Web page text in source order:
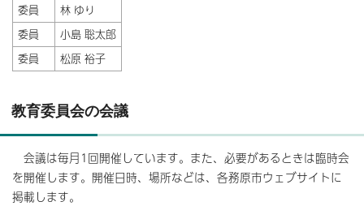
委員
林 ゆり
委員
小島 聡太郎
委員
松原 裕子
教育委員会の会議
会議は毎月1回開催しています。また、必要があるときは臨時会
を開催します。開催日時、場所などは、各務原市ウェブサイトに
掲載します。